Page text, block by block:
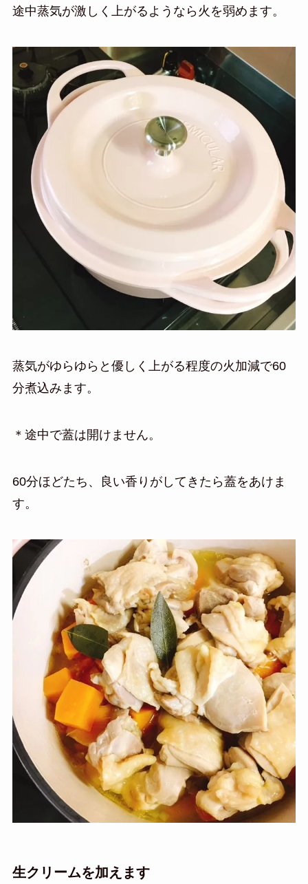
途中蒸気が激しく上がるようなら火を弱めます。
蒸気がゆらゆらと優しく上がる程度の火加減で60
分煮込みます。
＊途中で蓋は開けません。
60分ほどたち、良い香りがしてきたら蓋をあけま
す。
生クリームを加えます